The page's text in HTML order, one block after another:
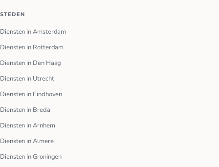
STEDEN
Diensten in Amsterdam
Diensten in Rotterdam
Diensten in Den Haag
Diensten in Utrecht
Diensten in Eindhoven
Diensten in Breda
Diensten in Arnhem
Diensten in Almere
Diensten in Groningen